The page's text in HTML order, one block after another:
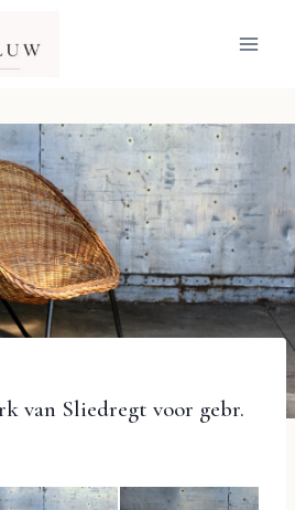
van Sliedregt voor gebr.